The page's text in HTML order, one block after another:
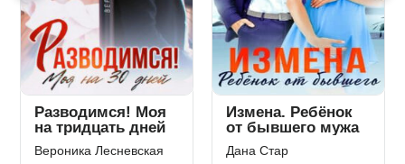
Разводимся! Моя
на тридцать дней
Вероника Лесневская
Измена. Ребёнок
от бывшего мужа
Дана Стар